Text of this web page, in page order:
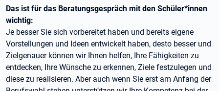
Das ist für das Beratungsgespräch mit den Schüler*innen
wichtig:
Je besser Sie sich vorbereitet haben und bereits eigene
Vorstellungen und Ideen entwickelt haben, desto besser und
Zielgenauer können wir Ihnen helfen, Ihre Fähigkeiten zu
entdecken, Ihre Wünsche zu erkennen, Ziele festzulegen und
diese zu realisieren. Aber auch wenn Sie erst am Anfang der